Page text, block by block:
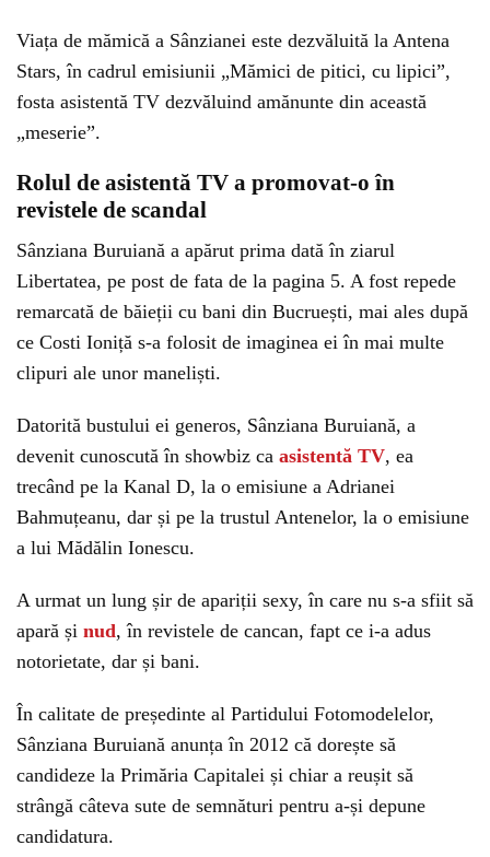
Viața de mămică a Sânzianei este dezvăluită la Antena
Stars, în cadrul emisiunii „Mămici de pitici, cu lipici”,
fosta asistentă TV dezvăluind amănunte din această
„meserie”.
Rolul de asistentă TV a promovat-o în
revistele de scandal
Sânziana Buruiană a apărut prima dată în ziarul
Libertatea, pe post de fata de la pagina 5. A fost repede
remarcată de băieții cu bani din Bucruești, mai ales după
ce Costi Ioniță s-a folosit de imaginea ei în mai multe
clipuri ale unor maneliști.
Datorită bustului ei generos, Sânziana Buruiană, a
devenit cunoscută în showbiz ca asistentă TV, ea
trecând pe la Kanal D, la o emisiune a Adrianei
Bahmuțeanu, dar și pe la trustul Antenelor, la o emisiune
a lui Mădălin Ionescu.
A urmat un lung șir de apariții sexy, în care nu s-a sfiit să
apară și nud, în revistele de cancan, fapt ce i-a adus
notorietate, dar și bani.
În calitate de președinte al Partidului Fotomodelelor,
Sânziana Buruiană anunța în 2012 că dorește să
candideze la Primăria Capitalei și chiar a reușit să
strângă câteva sute de semnături pentru a-și depune
candidatura.